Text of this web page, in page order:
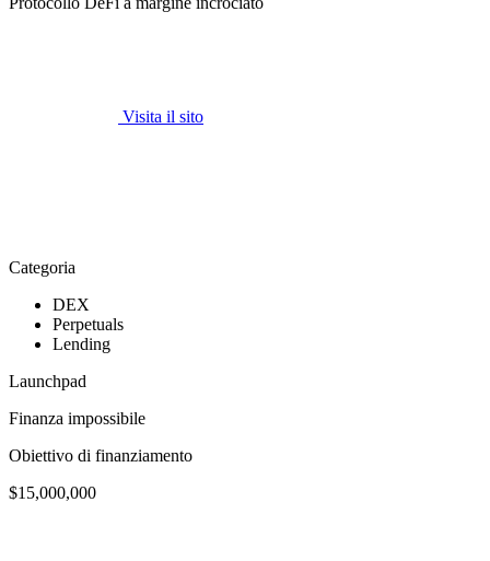
Visita il sito
Categoria
DEX
Perpetuals
Lending
Launchpad
Finanza impossibile
Obiettivo di finanziamento
$15,000,000